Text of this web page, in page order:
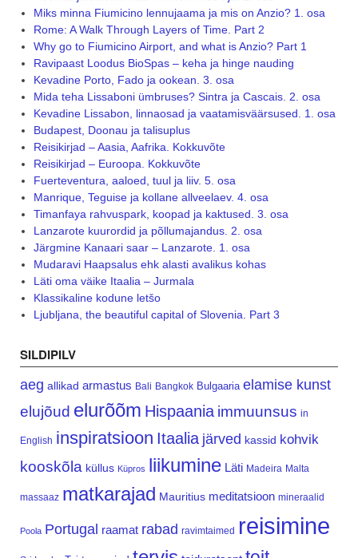
Miks minna Fiumicino lennujaama ja mis on Anzio? 1. osa
Rome: A Walk Through Layers of Time. Part 2
Why go to Fiumicino Airport, and what is Anzio? Part 1
Ravipaast Loodus BioSpas – keha ja hinge nauding
Kevadine Porto, Fado ja ookean. 3. osa
Mida teha Lissaboni ümbruses? Sintra ja Cascais. 2. osa
Kevadine Lissabon, linnaosad ja vaatamisväärsused. 1. osa
Budapest, Doonau ja talisuplus
Reisikirjad – Aasia, Aafrika. Kokkuvõte
Reisikirjad – Euroopa. Kokkuvõte
Fuerteventura, aaloed, tuul ja liiv. 5. osa
Manrique, Teguise ja kollane allveelaev. 4. osa
Timanfaya rahvuspark, koopad ja kaktused. 3. osa
Lanzarote kuurordid ja põllumajandus. 2. osa
Järgmine Kanaari saar – Lanzarote. 1. osa
Mudaravi Haapsalus ehk alasti avalikus kohas
Läti oma väike Itaalia – Jurmala
Klassikaline kodune letšo
Ljubljana, the beautiful capital of Slovenia. Part 3
SILDIPILV
aeg allikad armastus Bali Bangkok Bulgaaria elamise kunst
elujõud elurõõm Hispaania immuunsus in
English inspiratsioon Itaalia järved kassid kohvik
kooskõla küllus Küpros liikumine Läti Madeira Malta
massaaz matkarajad Mauritius meditatsioon mineraalid
Poola Portugal raamat rabad ravimtaimed reisimine